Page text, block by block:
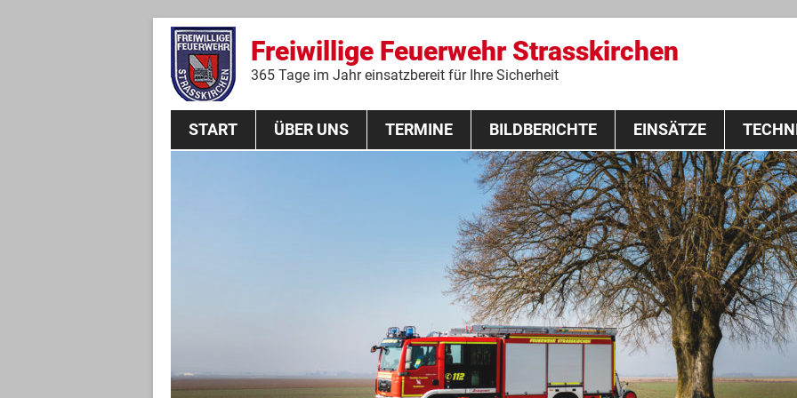
Freiwillige Feuerwehr Strasskirchen
365 Tage im Jahr einsatzbereit für Ihre Sicherheit
Zum
springen
START ÜBER UNS TERMINE
THL Lehrgang 2020
BILDBERICHTE EINSÄTZE
Fahrzeuge
Ausrüstung